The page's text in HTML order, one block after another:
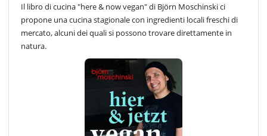
Il libro di cucina "here & now vegan" di Björn Moschinski ci
propone una cucina stagionale con ingredienti locali freschi di
mercato, alcuni dei quali si possono trovare direttamente in
natura.